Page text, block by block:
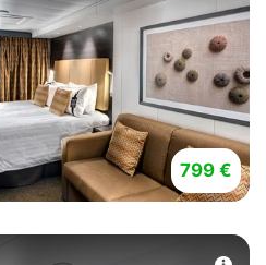
799 €